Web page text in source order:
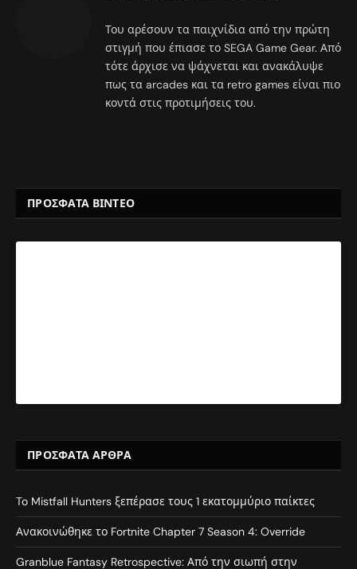
Του αρέσουν τα παιχνίδια από την πρώτη
στιγμή που έπιασε το SEGA Game Gear. Από
τότε άρχισε να ψάχνεται και ανακάλυψε
πως τα arcades και τα retro games είναι πιο
κοντά στις προτιμήσεις του.
ΠΡΟΣΦΑΤΑ ΒΙΝΤΕΟ
ΠΡΌΣΦΑΤΑ ΆΡΘΡΑ
To Mistfall Hunters ξεπέρασε τους 1 εκατομμύριο παίκτες
Ανακοινώθηκε το Fortnite Chapter 7 Season 4: Override
Granblue Fantasy Retrospective: Από την σιωπή στην